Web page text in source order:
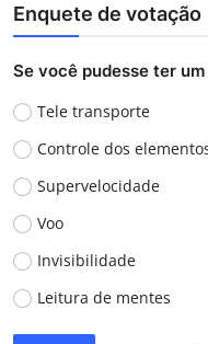
Enquete de votação
Se você pudesse ter
Tele transporte
Controle dos
Supervelocidade
Voo
Invisibilidade
Leitura de mentes